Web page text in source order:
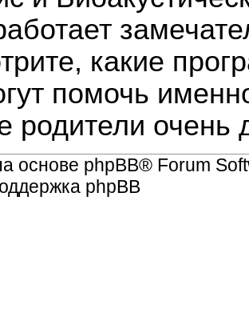
какие
помочь
родители очень
основе phpBB® Forum
phpBB